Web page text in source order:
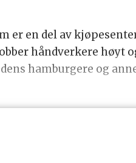
er en del av
håndverkere høyt
hamburgere og